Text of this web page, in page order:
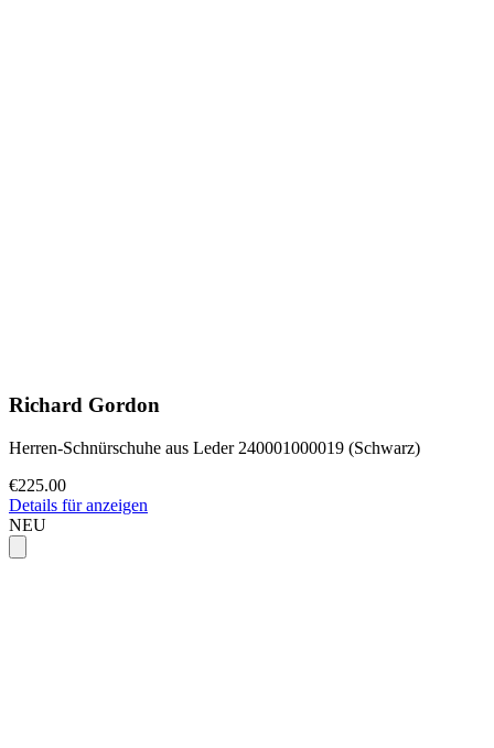
Richard Gordon
Herren-Schnürschuhe aus Leder 240001000019 (Schwarz)
€225.00
Details für anzeigen
NEU